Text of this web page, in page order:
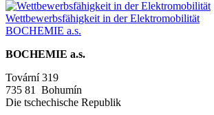
Wettbewerbsfähigkeit in der Elektromobilität
BOCHEMIE a.s.
BOCHEMIE a.s.
Tovární 319
735 81 Bohumín
Die tschechische Republik